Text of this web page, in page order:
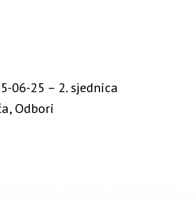
06-25 – 2. sjednica
Odbori